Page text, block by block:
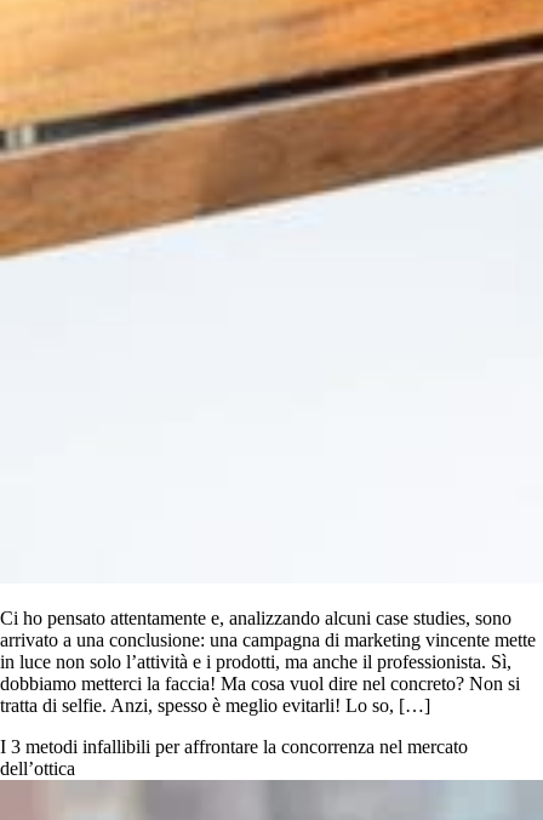
Ci ho pensato attentamente e, analizzando alcuni case studies, sono
arrivato a una conclusione: una campagna di marketing vincente mette
in luce non solo l’attività e i prodotti, ma anche il professionista. Sì,
dobbiamo metterci la faccia! Ma cosa vuol dire nel concreto? Non si
tratta di selfie. Anzi, spesso è meglio evitarli! Lo so, […]
I 3 metodi infallibili per affrontare la concorrenza nel mercato
dell’ottica